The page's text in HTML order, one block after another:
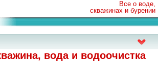
Все о воде,
скважинах и бурении
вода и водоочистка